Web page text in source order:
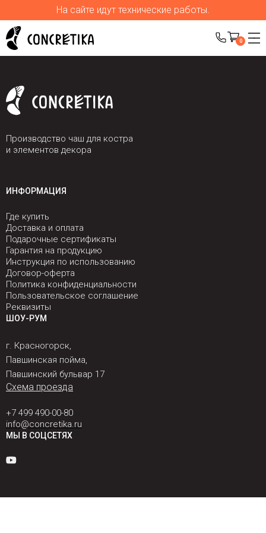
На сайте идут технические работы.
0
Производство чаш для костра
и элементов декора
ИНФОРМАЦИЯ
Где купить
Доставка и оплата
Подарочные сертификаты
Гарантия на продукцию
Инструкция по использованию
Договор-оферта
Политика конфиденциальности
Пользовательское соглашение
Реквизиты
ШОУ-РУМ
г. Красногорск,
Павшинская пойма,
Павшинский бульвар 17
Схема проезда
+7 499 490-00-80
info@concretika.ru
МЫ В СОЦСЕТЯХ